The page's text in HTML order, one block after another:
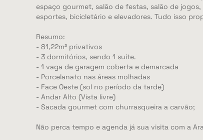
espaço gourmet, salão de festas, salão de
esportes, bicicletário e elevadores. Tudo isso
Resumo:
- 81,22m² privativos
- 3 dormitórios, sendo 1 suíte.
- 1 vaga de garagem coberta e demarcada
- Porcelanato nas áreas molhadas
- Face Oeste (sol no período da tarde)
- Andar Alto (Vista livre)
- Sacada gourmet com churrasqueira a carvão;
Não perca tempo e agenda já sua visita com a